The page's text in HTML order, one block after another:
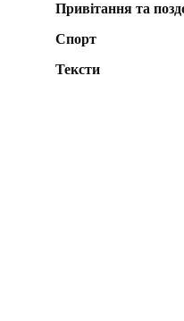
Привітання та
Спорт
Тексти